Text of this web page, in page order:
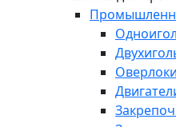
Оверлоки